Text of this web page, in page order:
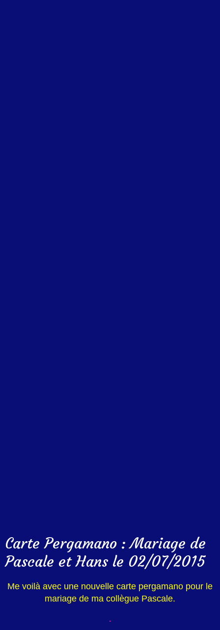
Carte Pergamano : Mariage de
Pascale et Hans le 02/07/2015
Me voilà avec une nouvelle carte pergamano pour le
mariage de ma collègue Pascale.